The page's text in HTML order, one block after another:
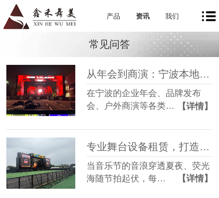
产品 资讯 我们
常见问答
从年会到商演：宁波本地舞美租赁如何让每一场活动都出彩
在宁波的企业年会、品牌发布
会、户外商演等各类…
【详情】
专业舞台设备租赁，打造沉浸式音乐节现场
当音乐节的音浪穿透夏夜、荧光
海随节拍起伏，每…
【详情】